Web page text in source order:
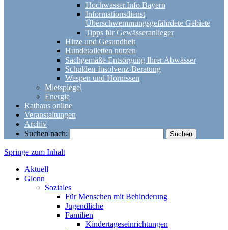
Hochwasser.Info.Bayern
Informationsdienst
Überschwemmungsgefährdete Gebiete
Tipps für Gewässeranlieger
Hitze und Gesundheit
Hundetoiletten nutzen
Sachgemäße Entsorgung Ihrer Abwässer
Schulden-Insolvenz-Beratung
Wespen und Hornissen
Mietspiegel
Energie
Rathaus online
Veranstaltungen
Archiv
Suchen nach:
Markt Glonn
Springe zum Inhalt
Aktuell
Glonn
Soziales
Für Menschen mit Behinderung
Jugendliche
Familien
Kindertageseinrichtungen